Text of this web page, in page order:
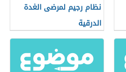
نظام رجيم لمرضى الغدة
الدرقية